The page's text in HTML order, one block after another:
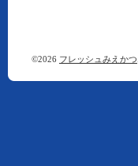
©2026 フレッシュみえかつ